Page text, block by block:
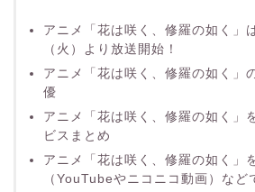
アニメ「花は咲く、修羅の如く」
（火）より放送開始！
アニメ「花は咲く、修羅の如く」
優
アニメ「花は咲く、修羅の如く」
ビスまとめ
アニメ「花は咲く、修羅の如く」
（YouTubeやニコニコ動画）など